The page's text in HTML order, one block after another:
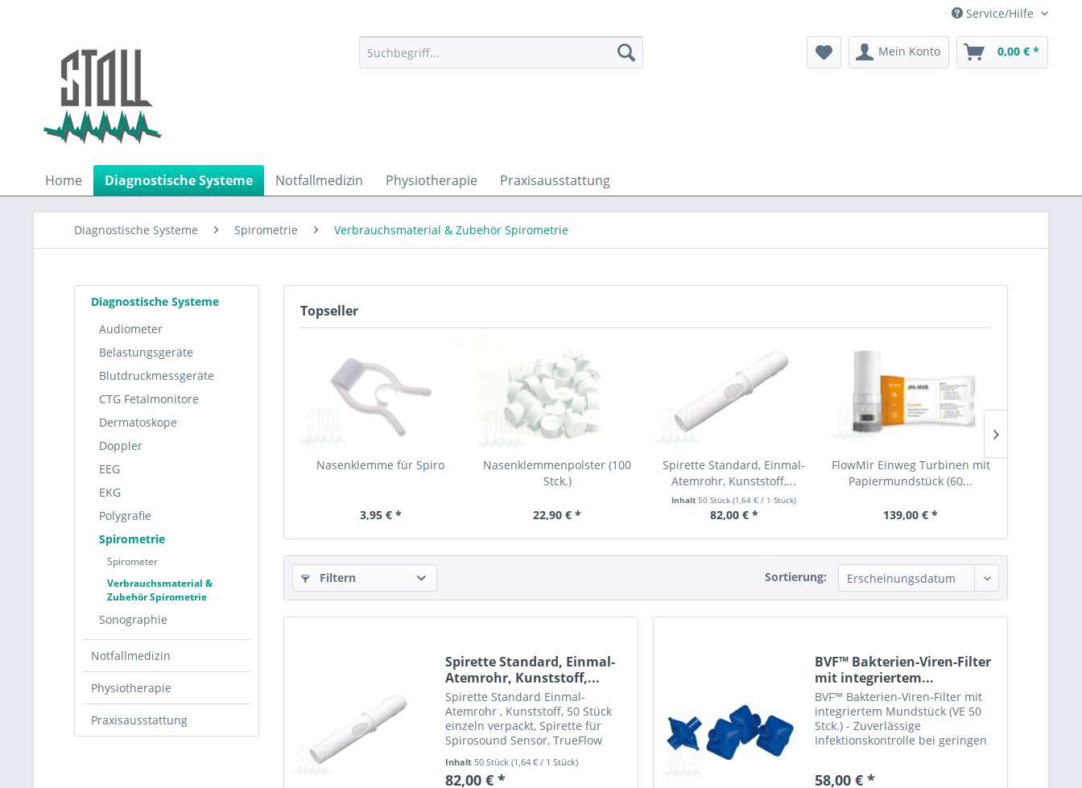
Service/Hilfe
Mein Konto 0,00 € *
Home Diagnostische Systeme Notfallmedizin Physiotherapie Praxisausstattung
Diagnostische Systeme Spirometrie Verbrauchsmaterial & Zubehör Spirometrie
Diagnostische Systeme
Audiometer
Belastungsgeräte
Blutdruckmessgeräte
CTG Fetalmonitore
Dermatoskope
Doppler
EEG
EKG
Polygrafie
Spirometrie
Spirometer
Verbrauchsmaterial &
Zubehör Spirometrie
Sonographie
Notfallmedizin
Physiotherapie
Praxisausstattung
Topseller
Nasenklemme für Spiro
3,95 € *
Nasenklemmenpolster (100
Stck.)
22,90 € *
Spirette Standard, Einmal-
Atemrohr, Kunststoff,...
Inhalt50 Stück(1,64 € / 1 Stück)
82,00 € *
FlowMir Einweg Turbinen mit
Papiermundstück (60...
139,00 € *
Filtern Sortierung:
Spirette Standard, Einmal-
Atemrohr, Kunststoff,...
Spirette Standard Einmal-
Atemrohr , Kunststoff, 50 Stück
einzeln verpackt, Spirette für
Spirosound Sensor, TrueFlow
Inhalt50 Stück(1,64 € / 1 Stück)
82,00 € *
BVF™ Bakterien-Viren-Filter
mit integriertem...
BVF™ Bakterien-Viren-Filter mit
integriertem Mundstück (VE 50
Stck.) - Zuverlässige
Infektionskontrolle bei geringen
Kinder - Optimale Lösung
58,00 € *